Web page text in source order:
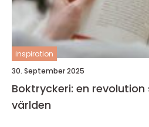
inspiration
30. September 2025
Boktryckeri: en
världen